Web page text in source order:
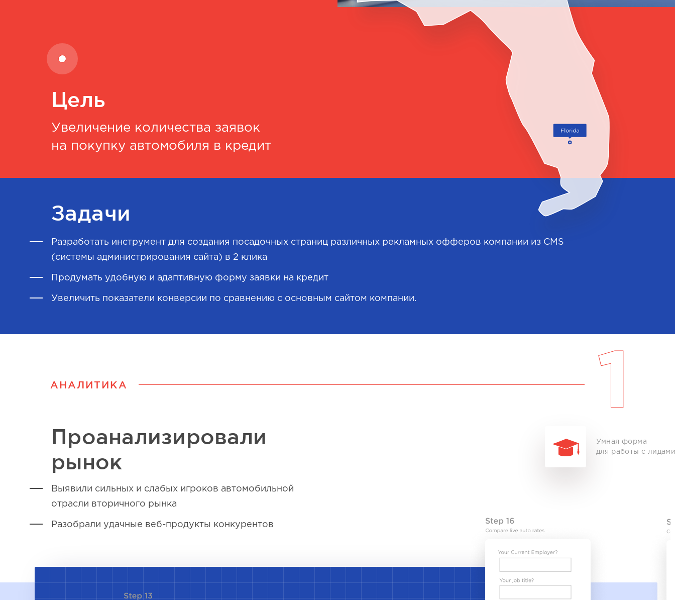
Цель
Увеличение количества заявок
на покупку автомобиля в кредит
Задачи
Разработать инструмент для создания посадочных страниц различных рекламных офферов компании из СMS
(системы администрирования сайта) в 2 клика
Продумать удобную и адаптивную форму заявки на кредит
Увеличить показатели конверсии по сравнению с основным сайтом компании.
АНАЛИТИКА 1
Проанализировали
рынок
Выявили сильных и слабых игроков автомобильной
отрасли вторичного рынка
Разобрали удачные веб-продукты конкурентов
Умная форма
для работы с